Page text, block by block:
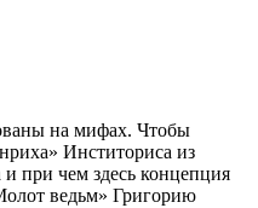
на мифах. Чтобы
Инститориса из
при чем здесь концепция
ведьм» Григорию